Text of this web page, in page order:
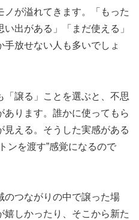
が溢れてきます。「もった
出がある」「まだ使える」
放せない人も多いでしょ
「譲る」ことを選ぶと、不思
ります。誰かに使ってもら
見える。そうした実感がある
ンを渡す”感覚になるので
のつながりの中で譲った場
しかったり、そこから新た